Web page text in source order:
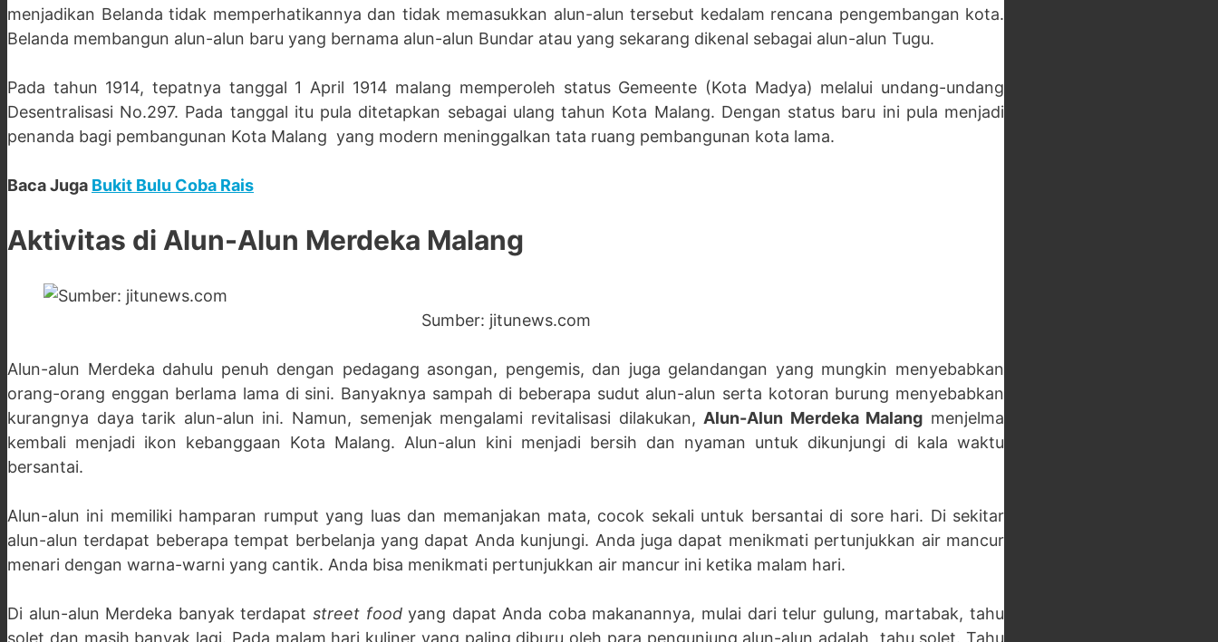
menjadikan Belanda tidak memperhatikannya dan tidak memasukkan alun-alun tersebut kedalam rencana pengembangan kota.
Belanda membangun alun-alun baru yang bernama alun-alun Bundar atau yang sekarang dikenal sebagai alun-alun Tugu.
Pada tahun 1914, tepatnya tanggal 1 April 1914 malang memperoleh status Gemeente (Kota Madya) melalui undang-undang
Desentralisasi No.297. Pada tanggal itu pula ditetapkan sebagai ulang tahun Kota Malang. Dengan status baru ini pula menjadi
penanda bagi pembangunan Kota Malang yang modern meninggalkan tata ruang pembangunan kota lama.
Baca Juga Bukit Bulu Coba Rais
Aktivitas di Alun-Alun Merdeka Malang
Sumber: jitunews.com
Alun-alun Merdeka dahulu penuh dengan pedagang asongan, pengemis, dan juga gelandangan yang mungkin menyebabkan
orang-orang enggan berlama lama di sini. Banyaknya sampah di beberapa sudut alun-alun serta kotoran burung menyebabkan
kurangnya daya tarik alun-alun ini. Namun, semenjak mengalami revitalisasi dilakukan, Alun-Alun Merdeka Malang menjelma
kembali menjadi ikon kebanggaan Kota Malang. Alun-alun kini menjadi bersih dan nyaman untuk dikunjungi di kala waktu
bersantai.
Alun-alun ini memiliki hamparan rumput yang luas dan memanjakan mata, cocok sekali untuk bersantai di sore hari. Di sekitar
alun-alun terdapat beberapa tempat berbelanja yang dapat Anda kunjungi. Anda juga dapat menikmati pertunjukkan air mancur
menari dengan warna-warni yang cantik. Anda bisa menikmati pertunjukkan air mancur ini ketika malam hari.
Di alun-alun Merdeka banyak terdapat street foodyang dapat Anda coba makanannya, mulai dari telur gulung, martabak, tahu
solet dan masih banyak lagi. Pada malam hari kuliner yang paling diburu oleh para pengunjung alun-alun adalah tahu solet. Tahu